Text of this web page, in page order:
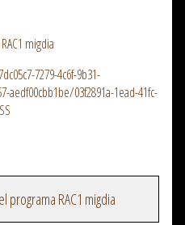
migdia
7279-4c6f-9b31-
aedf00cbb1be/03f2891a-1ead-41fc-
RAC1 migdia